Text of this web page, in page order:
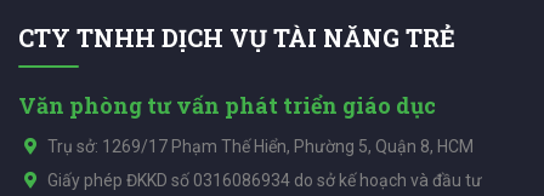
CTY TNHH DỊCH VỤ TÀI NĂNG TRẺ
Văn phòng tư vấn phát triển giáo dục
Trụ sở: 1269/17 Phạm Thế Hiển, Phường 5, Quận 8, HCM
Giấy phép ĐKKD số 0316086934 do sở kế hoạch và đầu tư